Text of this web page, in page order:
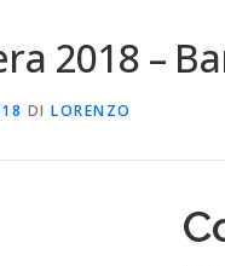
2018 –
DI LORENZO